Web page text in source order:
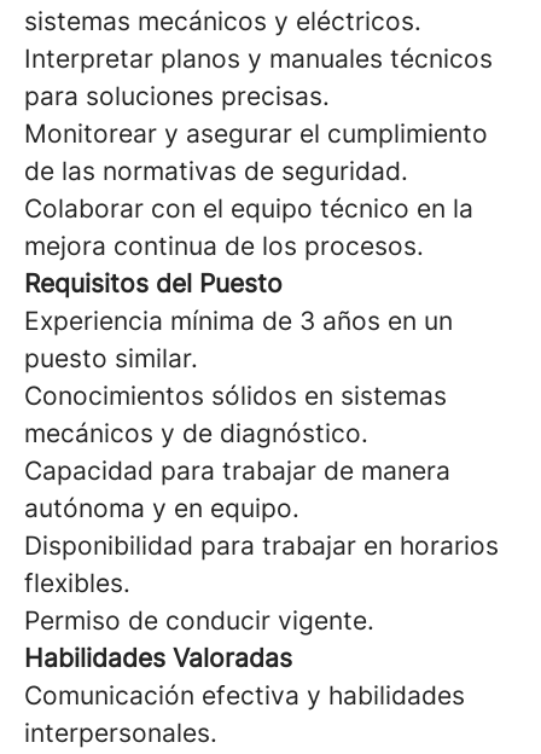
sistemas mecánicos y eléctricos.
Interpretar planos y manuales técnicos
para soluciones precisas.
Monitorear y asegurar el cumplimiento
de las normativas de seguridad.
Colaborar con el equipo técnico en la
mejora continua de los procesos.
Requisitos del Puesto
Experiencia mínima de 3 años en un
puesto similar.
Conocimientos sólidos en sistemas
mecánicos y de diagnóstico.
Capacidad para trabajar de manera
autónoma y en equipo.
Disponibilidad para trabajar en horarios
flexibles.
Permiso de conducir vigente.
Habilidades Valoradas
Comunicación efectiva y habilidades
interpersonales.